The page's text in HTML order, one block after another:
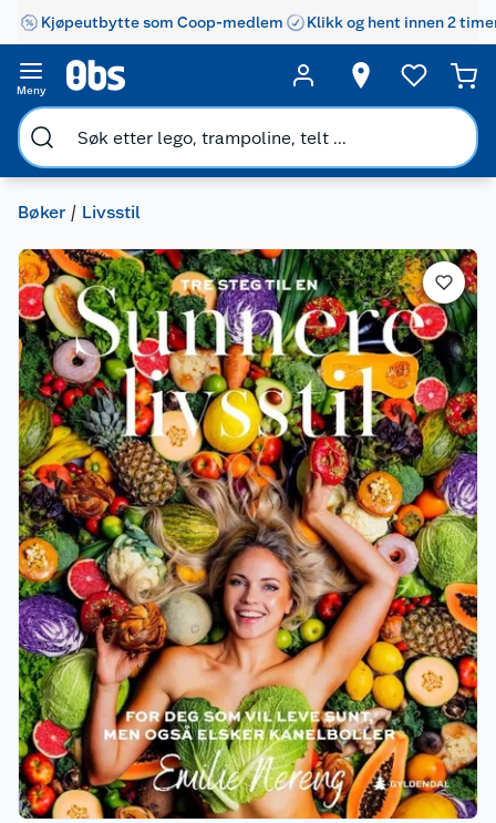
Kjøpeutbytte som Coop-medlem Klikk og hent innen 2
Meny
Bøker Livsstil